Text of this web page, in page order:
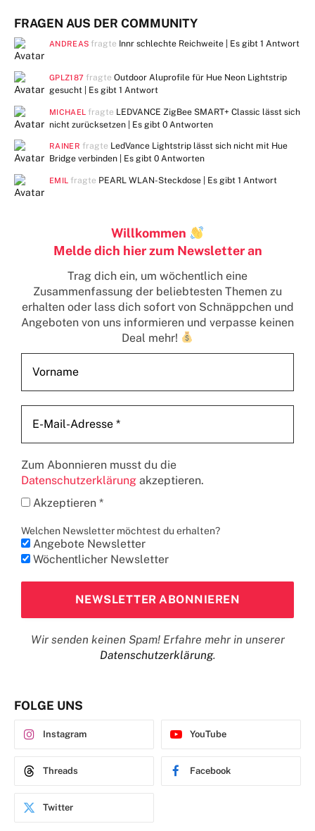
FRAGEN AUS DER COMMUNITY
ANDREAS fragte Innr schlechte Reichweite | Es gibt1 Antwort
GPLZ187 fragteOutdoor Aluprofile für Hue Neon Lightstrip
gesucht | Es gibt 1 Antwort
MICHAEL fragte LEDVANCE ZigBee SMART+ Classic lässt sich
nicht zurücksetzen | Es gibt 0 Antworten
RAINER fragte LedVance Lightstrip lässt sich nicht mit Hue
Bridge verbinden | Es gibt 0 Antworten
EMIL fragte PEARL WLAN-Steckdose | Es gibt1 Antwort
Willkommen
Melde dich hier zum Newsletter an
Trag dich ein, um wöchentlich eine
Zusammenfassung der beliebtesten Themen zu
erhaltenoder lass dich sofort von Schnäppchen und
Angeboten von uns informieren und verpasse keinen
Deal mehr!
Zum Abonnieren musst du die
Datenschutzerklärung akzeptieren.
Akzeptieren *
Welchen Newsletter möchtest du erhalten?
Angebote Newsletter
Wöchentlicher Newsletter
Wir senden keinen Spam! Erfahre mehr in unserer
Datenschutzerklärung.
FOLGE UNS
Instagram YouTube
Threads Facebook
Twitter